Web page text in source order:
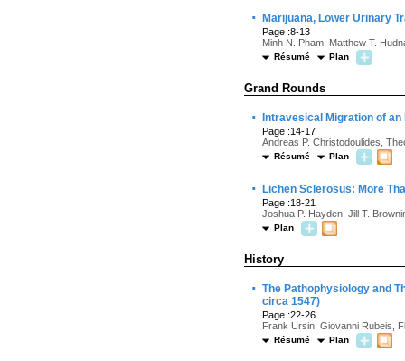
· Marijuana, Lower Urinary
Page :8-13
Minh N. Pham, Matthew T.
Résumé Plan
Grand Rounds
· Intravesical Migration of
Page :14-17
Andreas P. Christodoulides,
Résumé Plan
· Lichen Sclerosus: More
Page :18-21
Joshua P. Hayden, Jill T.
Plan
History
· The Pathophysiology and
circa 1547)
Page :22-26
Frank Ursin, Giovanni Rubeis,
Résumé Plan